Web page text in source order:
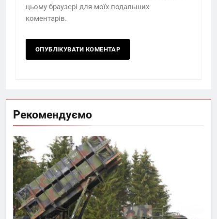
цьому браузері для моїх подальших
коментарів.
Рекомендуємо